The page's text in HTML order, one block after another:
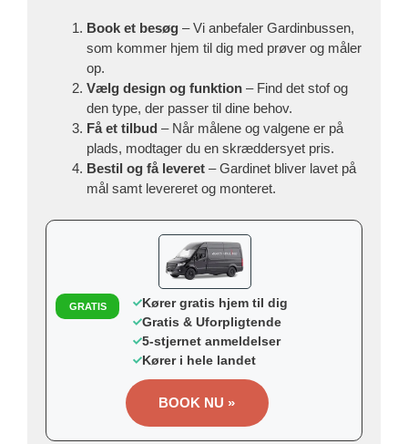
Book et besøg – Vi anbefaler Gardinbussen,
som kommer hjem til dig med prøver og måler
op.
Vælg design og funktion – Find det stof og
den type, der passer til dine behov.
Få et tilbud – Når målene og valgene er på
plads, modtager du en skræddersyet pris.
Bestil og få leveret – Gardinet bliver lavet på
mål samt levereret og monteret.
GRATIS
Kører gratis hjem til dig
Gratis & Uforpligtende
5-stjernet anmeldelser
Kører i hele landet
BOOK NU »